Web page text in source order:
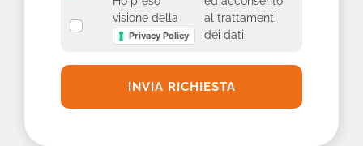
visione della
Privacy Policy
al trattamenti
dei dati